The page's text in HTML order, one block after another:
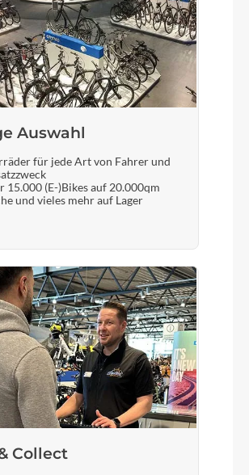
CUBE Gravel Race Bar
Farbe
tealgrey´n´teal
KMC X10
10,1 kg
Laufradgröße
27.5": XXS
Steuersatz
Zero-Stack 1 1/8" (OD 44mm),
Bottom Integrated 1 1/4"
Auswahl
für jede Art von Fahrer und
15.000 (E-)Bikes auf 20.000qm
und vieles mehr auf Lager
Collect